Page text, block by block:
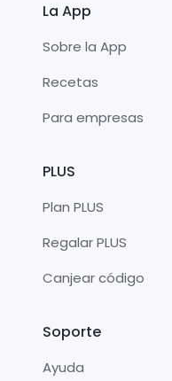
La App
Sobre la App
Recetas
Para empresas
PLUS
Plan PLUS
Regalar PLUS
Canjear código
Soporte
Ayuda